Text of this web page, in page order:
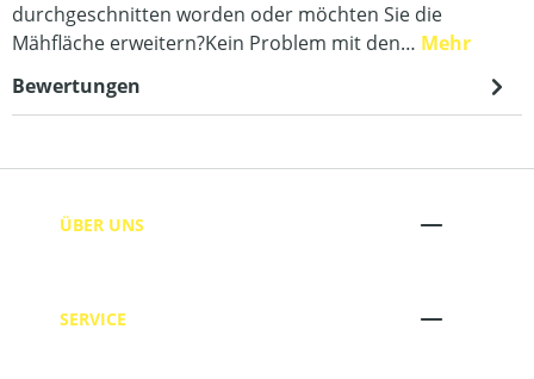
durchgeschnitten worden oder möchten Sie die
Mähfläche erweitern?Kein Problem mit den… Mehr
Bewertungen
ÜBER UNS
SERVICE